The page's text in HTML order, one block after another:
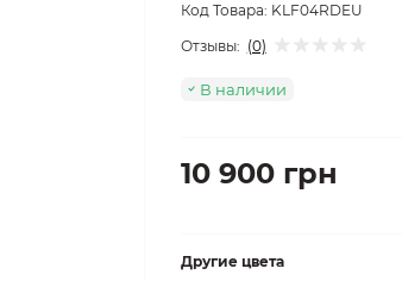
Код Товара: KLF04RDEU
Отзывы: (0)
В наличии
10 900 грн
Другие цвета